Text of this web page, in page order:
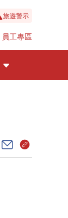
旅遊警示
員工專區